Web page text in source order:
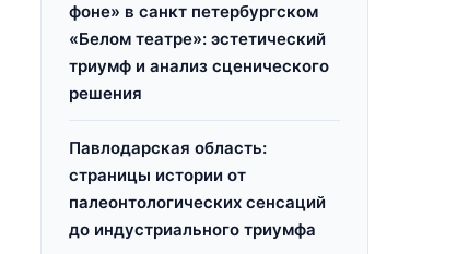
фоне» в санкт петербургском
«Белом театре»: эстетический
триумф и анализ сценического
решения
Павлодарская область:
страницы истории от
палеонтологических сенсаций
до индустриального триумфа